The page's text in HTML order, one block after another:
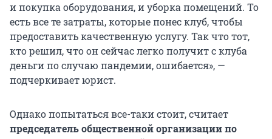
и покупка оборудования, и уборка помещений. То
есть все те затраты, которые понес клуб, чтобы
предоставить качественную услугу. Так что тот,
кто решил, что он сейчас легко получит с клуба
деньги по случаю пандемии, ошибается», —
подчеркивает юрист.
Однако попытаться все-таки стоит, считает
председатель общественной организации по